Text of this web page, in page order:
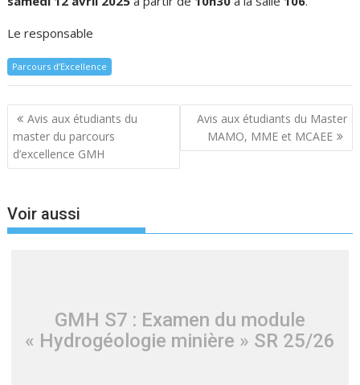
Le responsable
Parcours d’Excellence
Navigation
de
l’article
Avis aux étudiants du
master du parcours
d’excellence GMH
Avis aux étudiants du Master
MAMO, MME et MCAEE
Voir aussi
GMH S7 : Examen du module
« Hydrogéologie minière » SR 25/26